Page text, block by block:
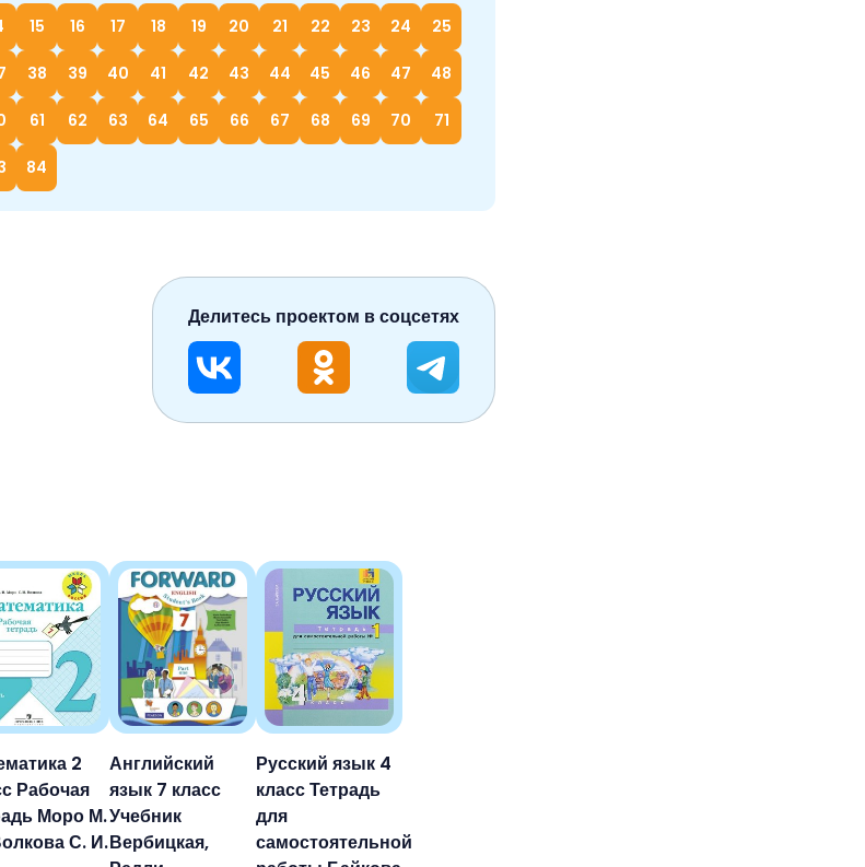
15 16 17 18 19 20 21 22 23 24 25
38 39 40 41 42 43 44 45 46 47 48
61 62 63 64 65 66 67 68 69 70 71
84
2
Рабочая
Моро М.
С. И.
Английский
язык 7 класс
Учебник
Вербицкая,
Русский язык 4
класс Тетрадь
для
самостоятельной
Делитесь проектом в соцсетях